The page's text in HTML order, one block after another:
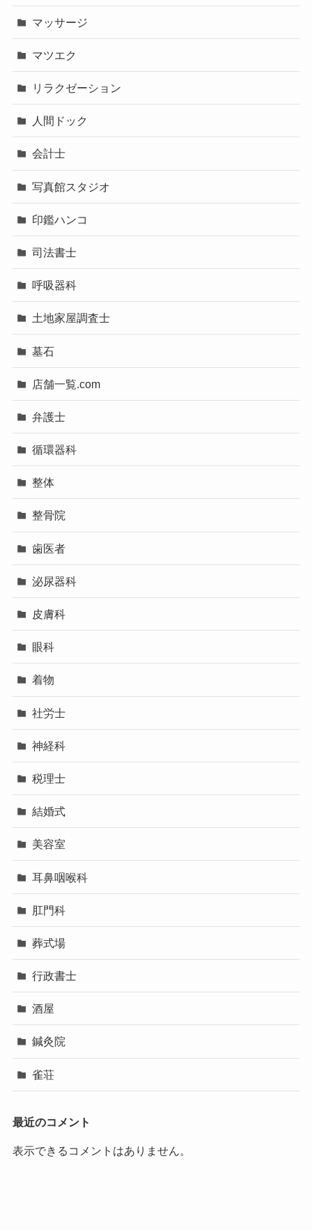
マッサージ
マツエク
リラクゼーション
人間ドック
会計士
写真館スタジオ
印鑑ハンコ
司法書士
呼吸器科
土地家屋調査士
墓石
店舗一覧.com
弁護士
循環器科
整体
整骨院
歯医者
泌尿器科
皮膚科
眼科
着物
社労士
神経科
税理士
結婚式
美容室
耳鼻咽喉科
肛門科
葬式場
行政書士
酒屋
鍼灸院
雀荘
最近のコメント
表示できるコメントはありません。